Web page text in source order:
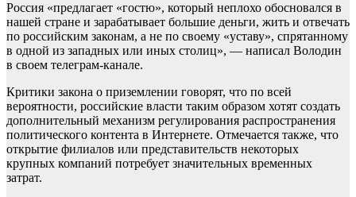
Россия «предлагает «гостю», который неплохо обосновался в
нашей стране и зарабатывает большие деньги, жить и отвечать
по российским законам, а не по своему «уставу», спрятанному
в одной из западных или иных столиц», — написал Володин
в своем телеграм-канале.
Критики закона о приземлении говорят, что по всей
вероятности, российские власти таким образом хотят создать
дополнительный механизм регулирования распространения
политического контента в Интернете. Отмечается также, что
открытие филиалов или представительств некоторых
крупных компаний потребует значительных временных
затрат.